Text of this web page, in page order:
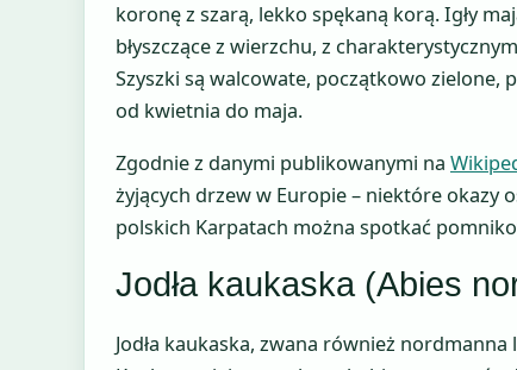
koronę z szarą, lekko spękaną korą. Igły
błyszczące z wierzchu, z
Szyszki są walcowate, początkowo
od kwietnia do maja.
Zgodnie z danymi publikowanymi na
żyjących drzew w Europie – niektóre okazy
polskich Karpatach można spotkać
Jodła kaukaska (Abies
Jodła kaukaska, zwana również